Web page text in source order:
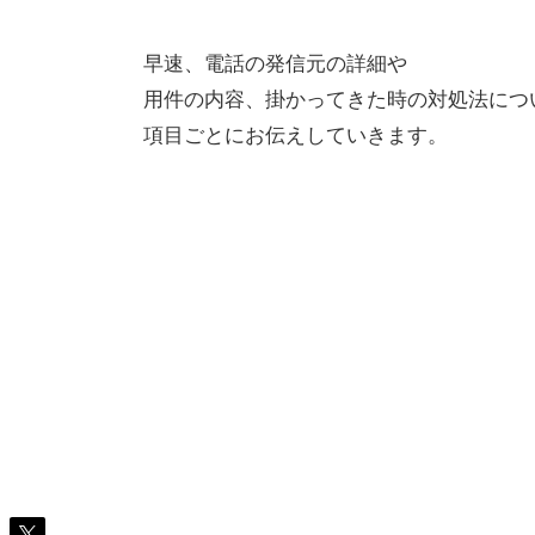
早速、電話の発信元の詳細や
用件の内容、掛かってきた時の対処法につ
項目ごとにお伝えしていきます。